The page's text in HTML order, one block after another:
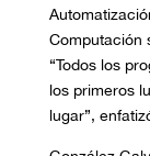
Computación
“Todos los
los primeros
lugar”,